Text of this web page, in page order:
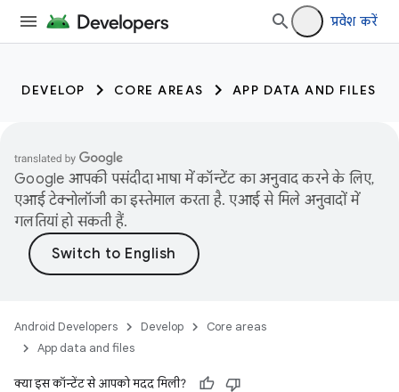
प्रवेश करें
DEVELOP CORE AREAS APP DATA AND FILES
Google आपकी पसंदीदा भाषा में कॉन्टेंट का अनुवाद करने के लिए,
एआई टेक्नोलॉजी का इस्तेमाल करता है. एआई से मिले अनुवादों में
गलतियां हो सकती हैं.
Android Developers Develop
Core areas
App data and files
क्या इस कॉन्टेंट से आपको मदद मिली?